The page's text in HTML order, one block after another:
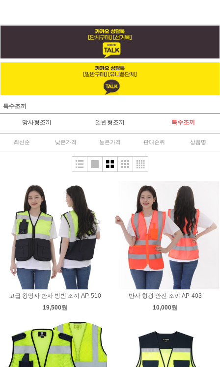
특수조끼
망사형조끼 일반형조끼 특수조끼
최신순 낮은가격 높은가격 판매순위 상품명
고급 왕망사 반사 방범 조끼 AP-510
19,500원
반사 형광 안전 조끼 AP-403
10,000원